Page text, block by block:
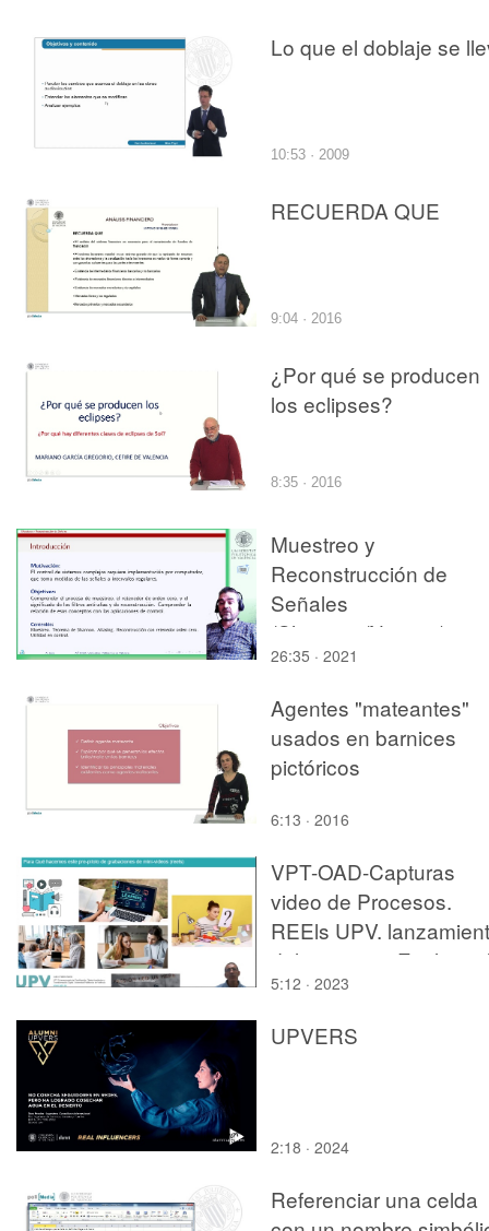
Lo que el doblaje se
10:53 · 2009
RECUERDA QUE
9:04 · 2016
¿Por qué se producen
los eclipses?
8:35 · 2016
Muestreo y
Reconstrucción de
Señales
(Shannon/Nyquist).
Comentarios sobre
26:35 · 2021
Agentes "mateantes"
usados en barnices
pictóricos
6:13 · 2016
VPT-OAD-Capturas
video de Procesos.
REEls UPV.
del proyecto.
del Pre-piloto.mp4
5:12 · 2023
UPVERS
2:18 · 2024
Referenciar una celda